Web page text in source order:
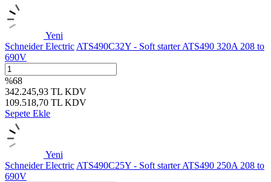
Yeni
Schneider Electric ATS490C32Y - Soft starter ATS490 320A 208 to
690V
%68
342.245,93 TL KDV
109.518,70 TL KDV
Sepete Ekle
Yeni
Schneider Electric ATS490C25Y - Soft starter ATS490 250A 208 to
690V